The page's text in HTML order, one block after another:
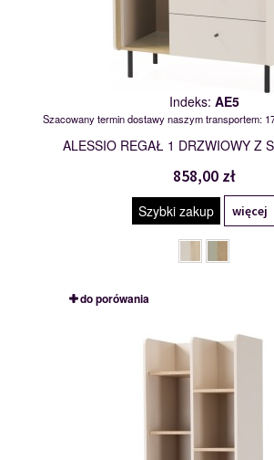
Indeks: AE5
Szacowany termin dostawy naszym transportem:
ALESSIO REGAŁ 1 DRZWIOWY Z
858,00 zł
Szybki zakup więcej
do porówania